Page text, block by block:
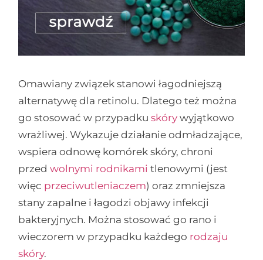
Omawiany związek stanowi łagodniejszą
alternatywę dla retinolu. Dlatego też można
go stosować w przypadkuskóry wyjątkowo
wrażliwej. Wykazuje działanie odmładzające,
wspiera odnowę komórek skóry, chroni
przedwolnymi rodnikami tlenowymi (jest
więc przeciwutleniaczem) oraz zmniejsza
stany zapalne i łagodzi objawy infekcji
bakteryjnych. Można stosować go rano i
wieczorem w przypadku każdego rodzaju
skóry.